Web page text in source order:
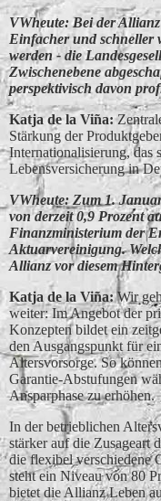
VWheute: Bei der
Einfacher und schneller
werden - die
Zwischenebene
perspektivisch davon
Katja de la Vin͂a:
Stärkung der
Internationalisierung, das
Lebensversicherung in
VWheute: Zum 1.
von derzeit 0,9 Prozent
Finanzministerium der
Aktuarvereinigung.
Allianz vor diesem
Katja de la Vin͂a:Wir
weiter: Im Angebot der
Konzepten bildet ein
den Ausgangspunkt für
Altersvorsorge. So
Garantie-Abstufungen
Ansparphase zu erhöhen.
In der betrieblichen
stärker auf die Zusageart
die flexibel verschiedene
steht ein Niveau von 80
bietet die Allianz Leben